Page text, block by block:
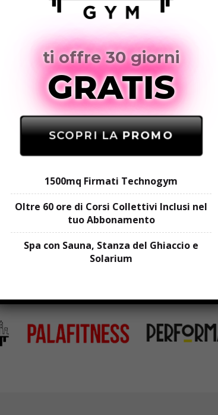
ti offre 30 giorni
GRATIS
SCOPRI LAPROMO
1500mq Firmati Technogym
Oltre 60 ore di Corsi Collettivi Inclusi nel
tuo Abbonamento
Spa con Sauna, Stanza del Ghiaccio e
Solarium